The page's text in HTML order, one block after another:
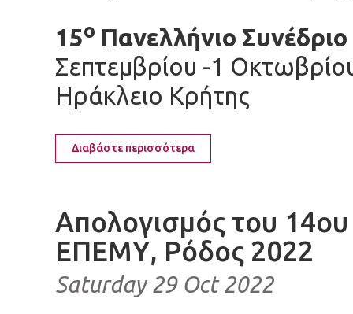
15ο Πανελλήνιο
Σεπτεμβρίου -1
Ηράκλειο Κρήτης
Διαβάστε περισσότερα
Απολογισμός του
ΕΠΕΜΥ, Ρόδος 2022
Saturday 29 Oct 2022